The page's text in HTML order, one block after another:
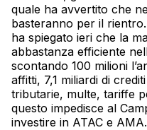
quale ha avvertito che
basteranno per il
ha spiegato ieri che la
abbastanza efficiente
scontando 100 milioni
affitti, 7,1 miliardi di
tributarie, multe, tariffe
questo impedisce al
investire in ATAC e